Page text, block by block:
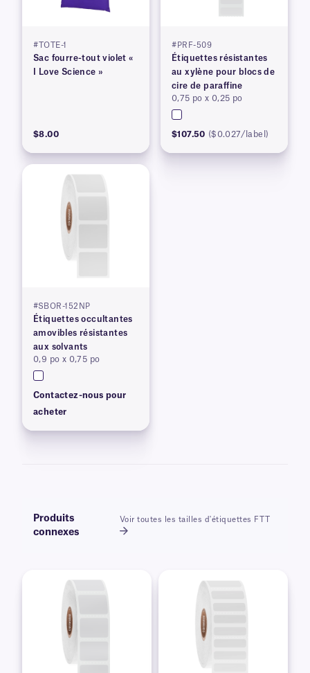
#TOTE-1
Sac fourre-tout violet «
I Love Science »
$8.00
#PRF-509
Étiquettes résistantes
au xylène pour blocs de
cire de paraffine
0,75 po x 0,25 po
$107.50 ($0.027/label)
#SBOR-152NP
Étiquettes occultantes
amovibles résistantes
aux solvants
0,9 po x 0,75 po
Contactez-nous pour
acheter
Produits
connexes
Voir toutes les tailles d'étiquettes FTT